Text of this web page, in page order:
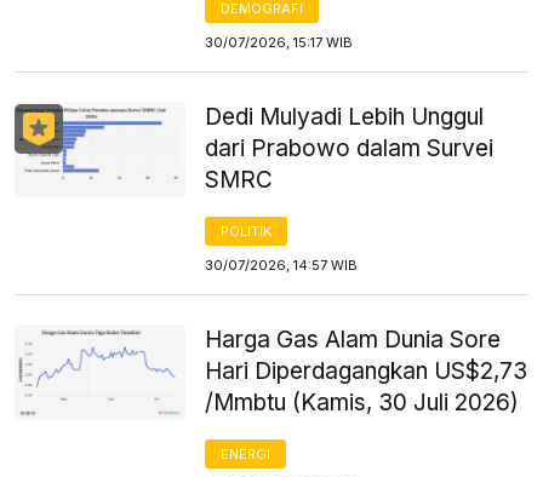
DEMOGRAFI
30/07/2026, 15:17 WIB
Dedi Mulyadi Lebih Unggul
dari Prabowo dalam Survei
SMRC
POLITIK
30/07/2026, 14:57 WIB
Harga Gas Alam Dunia Sore
Hari Diperdagangkan US$2,73
/Mmbtu (Kamis, 30 Juli 2026)
ENERGI